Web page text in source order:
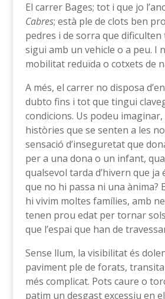
El carrer Bages; tot i que jo
Cabres; està ple de clots ben
pedres i de sorra que
sigui amb un vehicle o a peu. I
mobilitat reduïda o cotxets de
A més, el carrer no disposa
dubto fins i tot que tingui
condicions. Us podeu
històries que se senten a les
sensació d’inseguretat que
per a una dona o un infant,
qualsevol tarda d’hivern que ja
que no hi passa ni una ànima?
hi vivim moltes famílies, amb
tenen prou edat per tornar
que l’espai que han de
Sense llum, la visibilitat és
paviment ple de forats,
més complicat. Pots caure o
patim un desgast excessiu en